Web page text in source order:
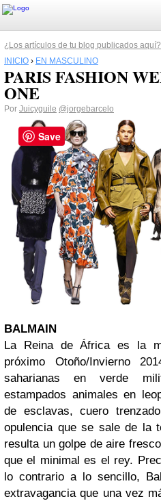
¿Los artículos de tu blog publicados
INICIO › EN MASCULINO
PARIS FASHION
ONE
Por Juicyguile @jorgebarcelo
BALMAIN
La Reina de África es la
próximo Otoño/Invierno
saharianas en verde
estampados animales en
de esclavas, cuero
opulencia que se sale de la
resulta un golpe de aire
que el minimal es el rey.
lo contrario a lo sencillo,
extravagancia que una vez
Save